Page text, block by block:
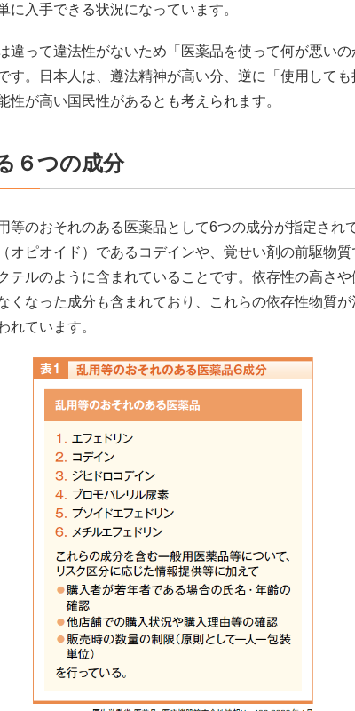
に入手できる状況になっています。
って違法性がないため「医薬品を使って何が悪いの
す。日本人は、遵法精神が高い分、逆に「使用して
性が高い国民性があるとも考えられます。
６つの成分
のおそれのある医薬品として6つの成分が指定され
オピオイド）であるコデインや、覚せい剤の前駆物
テルのように含まれていることです。依存性の高さ
くなった成分も含まれており、これらの依存性物質
れています。